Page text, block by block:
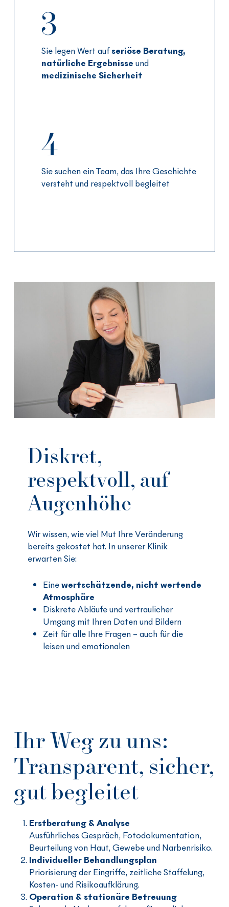
3
Sie legen Wert aufseriöse Beratung,
natürliche Ergebnisse und
medizinische Sicherheit
4
Sie suchen ein Team, das Ihre Geschichte
versteht und respektvoll begleitet
Diskret,
respektvoll, auf
Augenhöhe
Wir wissen, wie viel Mut Ihre Veränderung
bereits gekostet hat. In unserer Klinik
erwarten Sie:
Einewertschätzende, nicht wertende
Atmosphäre
Diskrete Abläufe und vertraulicher
Umgang mit Ihren Daten und Bildern
Zeit für alle Ihre Fragen – auch für die
leisen und emotionalen
Ihr Weg zu uns:
Transparent, sicher,
gut begleitet
Erstberatung & Analyse
Ausführliches Gespräch, Fotodokumentation,
Beurteilung von Haut, Gewebe und Narbenrisiko.
Individueller Behandlungsplan
Priorisierung der Eingriffe, zeitliche Staffelung,
Kosten- und Risikoaufklärung.
Operation & stationäre Betreuung